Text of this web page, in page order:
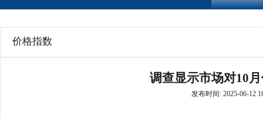
学会动态 经济运行与
价格指数
调查显示市场对10
发布时间: 2025-06-12